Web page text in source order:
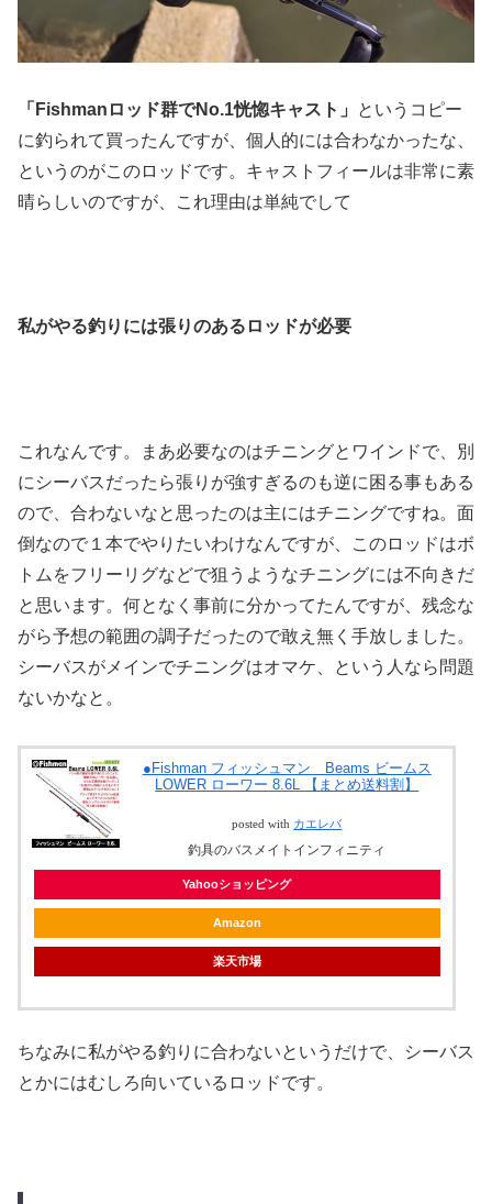
「Fishmanロッド群でNo.1恍惚キャスト」
というコピー
に釣られて買ったんですが、個人的には合わなかったな、
というのがこのロッドです。キャストフィールは非常に素
晴らしいのですが、これ理由は単純でして
私がやる釣りには張りのあるロッドが必要
これなんです。まあ必要なのはチニングとワインドで、別
にシーバスだったら張りが強すぎるのも逆に困る事もある
ので、合わないなと思ったのは主にはチニングですね。面
倒なので１本でやりたいわけなんですが、このロッドはボ
トムをフリーリグなどで狙うようなチニングには不向きだ
と思います。何となく事前に分かってたんですが、残念な
がら予想の範囲の調子だったので敢え無く手放しました。
シーバスがメインでチニングはオマケ、という人なら問題
ないかなと。
●Fishman フィッシュマン Beams ビームス
LOWER ローワー 8.6L 【まとめ送料割】
posted with カエレバ
釣具のバスメイトインフィニティ
Yahooショッピング
Amazon
楽天市場
ちなみに私がやる釣りに合わないというだけで、シーバス
とかにはむしろ向いているロッドです。